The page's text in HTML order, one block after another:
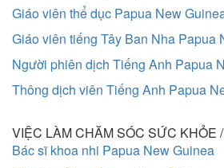
Giáo viên thể dục Papua New
Giáo viên tiếng Tây Ban Nha Papua
Người phiên dịch Tiếng Anh Papua
Thông dịch viên Tiếng Anh Papua
VIỆC LÀM CHĂM SÓC SỨC KHỎE
Bác sĩ khoa nhi Papua New Guinea